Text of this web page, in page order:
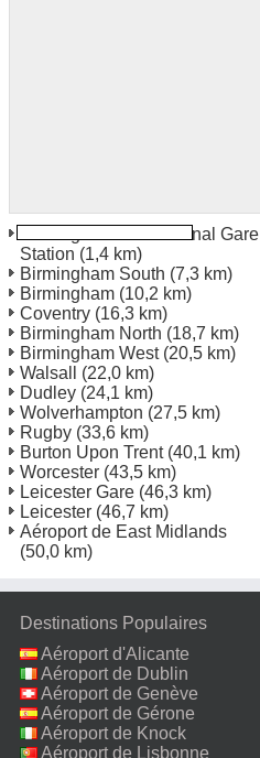
Birmingham International Gare
Station (1,4 km)
Birmingham South (7,3 km)
Birmingham (10,2 km)
Coventry (16,3 km)
Birmingham North (18,7 km)
Birmingham West(20,5 km)
Walsall
(22,0 km)
Dudley (24,1 km)
Wolverhampton (27,5 km)
Rugby (33,6 km)
Burton Upon Trent(40,1 km)
Worcester (43,5 km)
Leicester Gare (46,3 km)
Leicester (46,7 km)
Aéroport de East Midlands
(50,0 km)
Destinations Populaires
Aéroport d'Alicante
Aéroport de Dublin
Aéroport de Genève
Aéroport de Gérone
Aéroport de Knock
Aéroport de Lisbonne